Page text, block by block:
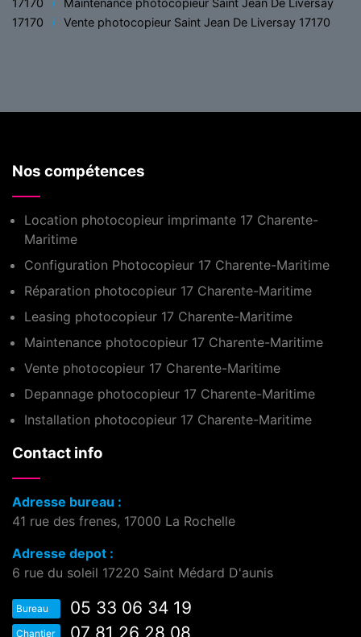
17170
Vente photocopieur Saint Jean De Liversay 17170
Nos compétences
Location photocopieur imprimante 17 Charente-
Maritime
Configuration Photocopieur 17 Charente-Maritime
Réparation photocopieur 17 Charente-Maritime
Leasing photocopieur 17 Charente-Maritime
Maintenance photocopieur 17 Charente-Maritime
Vente photocopieur 17 Charente-Maritime
Depannage photocopieur 17 Charente-Maritime
Installation photocopieur 17 Charente-Maritime
Contact info
Adresse bureau :
41 rue des frenes, 17000 La Rochelle
Adresse depot :
6 rue du soleil 17220 Saint Médard D'aunis
Bureau 05 33 06 34 19
Chantier 07 81 26 28 08